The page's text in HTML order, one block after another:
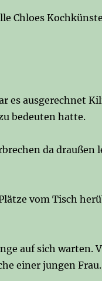
Chloes
es ausgerechnet
bedeuten hatte.
da draußen
vom Tisch
auf sich warten.
einer jungen Frau.